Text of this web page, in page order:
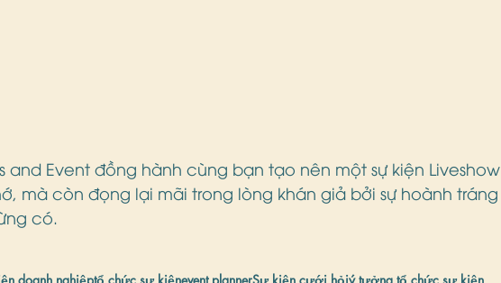
and Event đồng hành cùng bạn tạo nên một sự kiện Liveshow
mà còn đọng lại mãi trong lòng khán giả bởi sự hoành tráng
có.